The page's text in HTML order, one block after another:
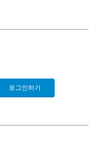
로그인하기